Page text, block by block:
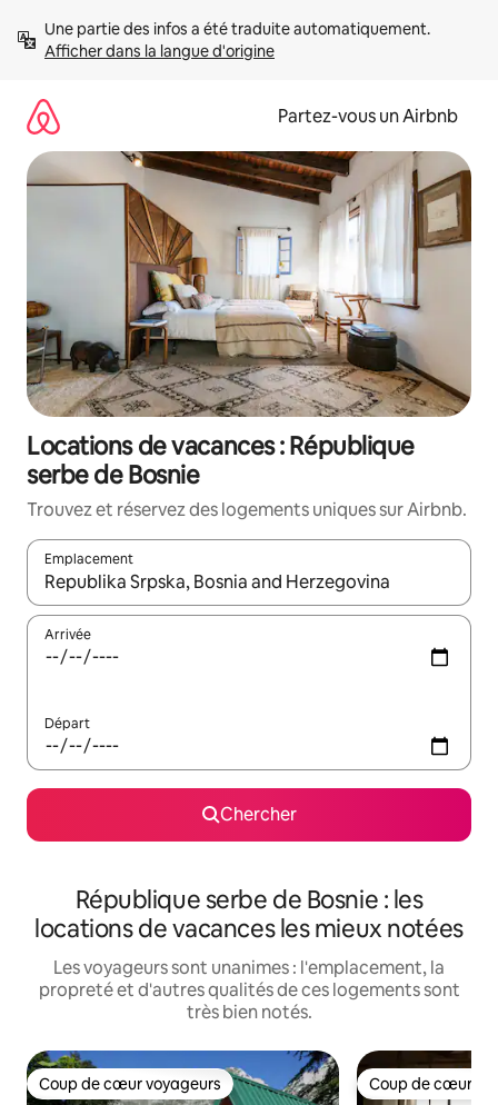
directement
Afficher dans la langue d'origine
Partez-vous un Airbnb
Locations de vacances : République
serbe de Bosnie
Trouvez et réservez des logements uniques sur Airbnb.
Emplacement
Quand les résultats sont affichés, parcourez-les en utilisant
Arrivée
Départ
Chercher
République serbe de Bosnie : les
locations de vacances les mieux notées
Les voyageurs sont unanimes : l'emplacement, la
propreté et d'autres qualités de ces logements sont
très bien notés.
Coup de cœur voyageurs
Coup de cœur voyageurs Coup de cœur
Coup de cœur